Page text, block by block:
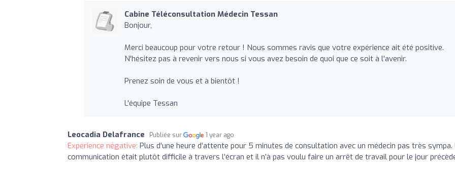
Cabine Téléconsultation Médecin Tessan
Bonjour,
Merci beaucoup pour votre retour ! Nous sommes ravis que votre expérience ait été positive.
N'hésitez pas à revenir vers nous si vous avez besoin de quoi que ce soit à l'avenir.
Prenez soin de vous et à bientôt !
L'équipe Tessan
Leocadia Delafrance Publiée sur 1 year ago
Expérience négative: Plus d’une heure d’attente pour 5 minutes de consultation avec un médecin pas très sympa.
communication était plutôt difficile à travers l’écran et il n’à pas voulu faire un arrêt de travail pour le jour